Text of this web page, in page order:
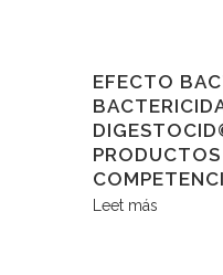
EFECTO
Leet más